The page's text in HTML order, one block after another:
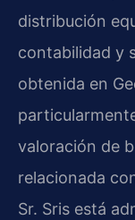
distribución
contabilidad y
obtenida en
valoración de
relacionada
Sr. Sris está